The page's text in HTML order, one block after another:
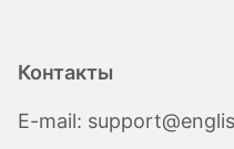
Контакты
E-mail: